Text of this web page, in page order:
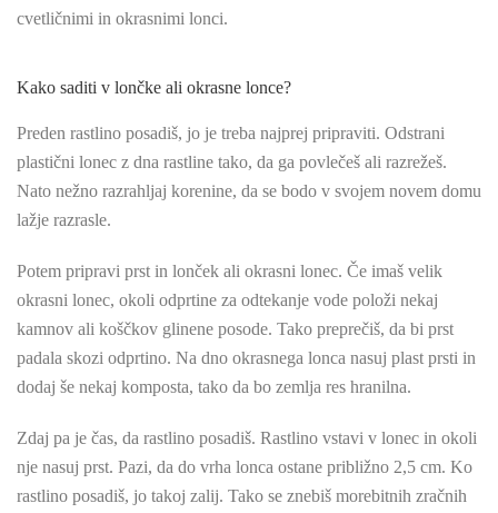
cvetličnimi in okrasnimi lonci.
Kako saditi v lončke ali okrasne lonce?
Preden rastlino posadiš, jo je treba najprej pripraviti. Odstrani
plastični lonec z dna rastline tako, da ga povlečeš ali razrežeš.
Nato nežno razrahljaj korenine, da se bodo v svojem novem domu
lažje razrasle.
Potem pripravi prst in lonček ali okrasni lonec. Če imaš velik
okrasni lonec, okoli odprtine za odtekanje vode položi nekaj
kamnov ali koščkov glinene posode. Tako preprečiš, da bi prst
padala skozi odprtino. Na dno okrasnega lonca nasuj plast prsti in
dodaj še nekaj komposta, tako da bo zemlja res hranilna.
Zdaj pa je čas, da rastlino posadiš. Rastlino vstavi v lonec in okoli
nje nasuj prst. Pazi, da do vrha lonca ostane približno 2,5 cm. Ko
rastlino posadiš, jo takoj zalij. Tako se znebiš morebitnih zračnih